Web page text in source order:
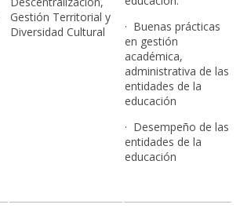
Gestión Territorial y
Diversidad Cultural
· Buenas prácticas
en gestión
académica,
administrativa de las
entidades de la
educación
· Desempeño de las
entidades de la
educación